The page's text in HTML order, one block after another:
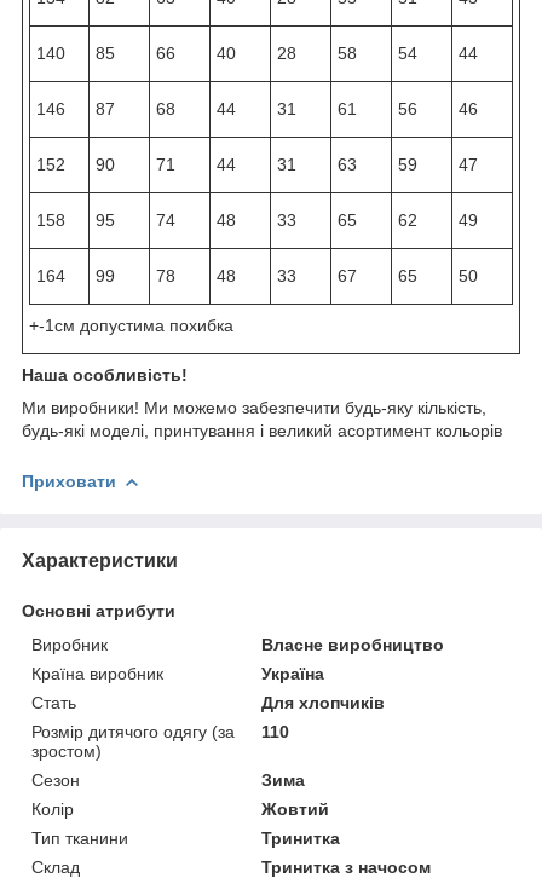
140 85 66 40 28 58 54 44
146 87 68 44 31 61 56 46
152 90 71 44 31 63 59 47
158 95 74 48 33 65 62 49
164 99 78 48 33 67 65 50
+-1см допустима похибка
Наша особливість!
Ми виробники! Ми можемо забезпечити будь-яку кількість,
будь-які моделі, принтування і великий асортимент кольорів
Приховати
Характеристики
Основні атрибути
Виробник
Власне виробництво
Країна виробник
Україна
Стать
Для хлопчиків
Розмір дитячого одягу (за
зростом)
110
Сезон
Зима
Колір
Жовтий
Тип тканини
Тринитка
Склад
Тринитка з начосом